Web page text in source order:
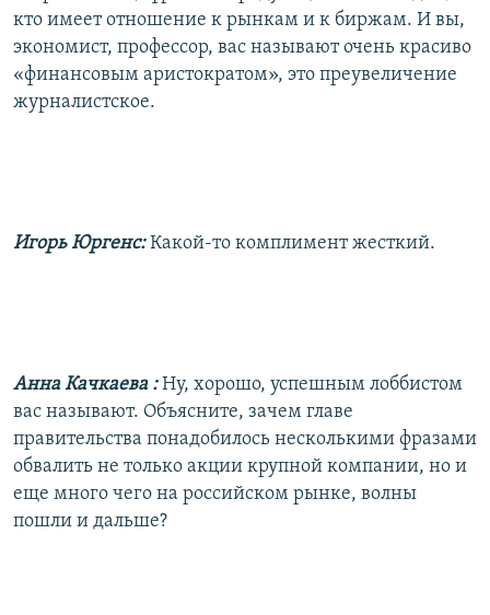
кто имеет отношение к рынкам и к биржам. И вы,
экономист, профессор, вас называют очень красиво
«финансовым аристократом», это преувеличение
журналистское.
Игорь Юргенс: Какой-то комплимент жесткий.
Анна Качкаева : Ну, хорошо, успешным лоббистом
вас называют. Объясните, зачем главе
правительства понадобилось несколькими фразами
обвалить не только акции крупной компании, но и
еще много чего на российском рынке, волны
пошли и дальше?